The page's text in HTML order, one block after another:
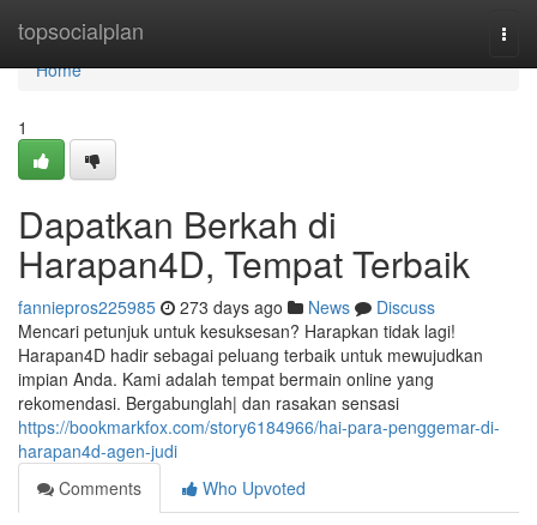
topsocialplan
Home
Home
1
Dapatkan Berkah di
Harapan4D, Tempat Terbaik
fanniepros225985 273 days ago News
Discuss
Mencari petunjuk untuk kesuksesan? Harapkan tidak lagi!
Harapan4D hadir sebagai peluang terbaik untuk mewujudkan
impian Anda. Kami adalah tempat bermain online yang
rekomendasi. Bergabunglah| dan rasakan sensasi
https://bookmarkfox.com/story6184966/hai-para-penggemar-di-
harapan4d-agen-judi
Comments
Who Upvoted